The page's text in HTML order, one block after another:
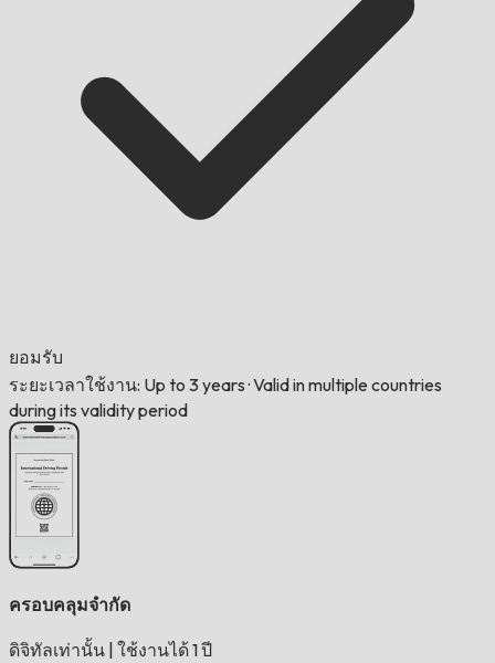
ยอมรับ
ระยะเวลาใช้งาน: Up to 3 years ·Valid in multiple countries
during its validity period
ครอบคลุมจำกัด
ดิจิทัลเท่านั้น ใช้งานได้ 1 ปี